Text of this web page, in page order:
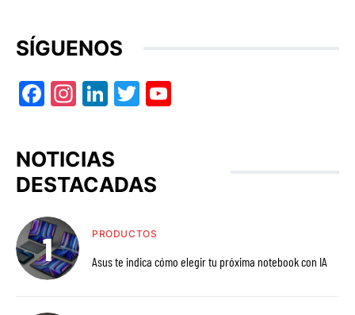
SÍGUENOS
Facebook
Instagram
LinkedIn
Twitter
NOTICIAS
DESTACADAS
PRODUCTOS
Asus te indica cómo elegir tu próxima notebook con IA